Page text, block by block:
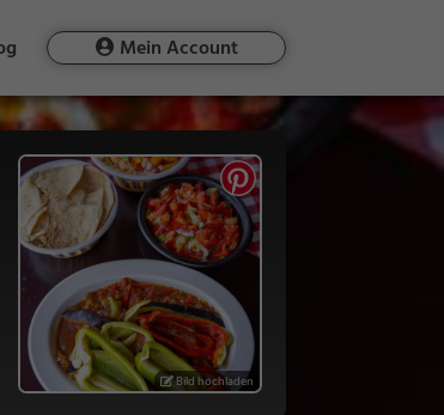
Mein Account
Bild hochladen